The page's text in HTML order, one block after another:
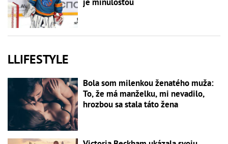
LLIFESTYLE
Bola som milenkou ženatého muža:
To, že má manželku, mi nevadilo,
hrozbou sa stala táto žena